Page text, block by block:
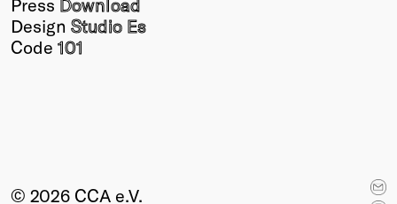
Press Download
Design Studio Es
Code 101
© 2026 CCA e.V.